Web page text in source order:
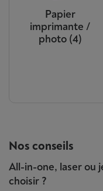
Papier
imprimante /
photo(4)
Nos conseils
All-in-one, laser ou
choisir ?